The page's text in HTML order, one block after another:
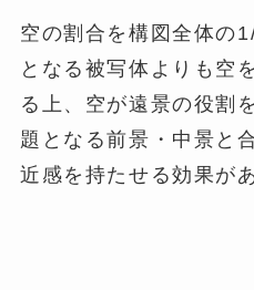
空の割合を構図全体の
となる被写体よりも空
る上、空が遠景の役割
題となる前景・中景と
近感を持たせる効果が